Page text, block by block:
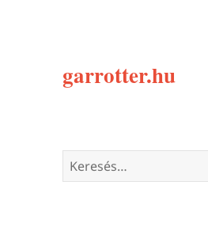
garrotter.hu
Keresés: